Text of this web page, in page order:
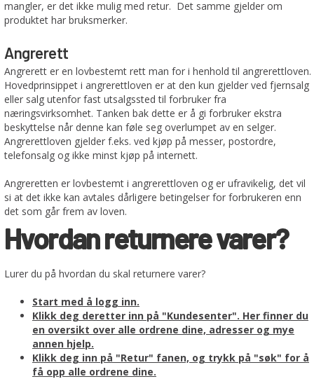
mangler, er det ikke mulig med retur. Det samme gjelder om
produktet har bruksmerker.
Angrerett
Angrerett er en lovbestemt rett man for i henhold til angrerettloven.
Hovedprinsippet i angrerettloven er at den kun gjelder ved fjernsalg
eller salg utenfor fast utsalgssted til forbruker fra
næringsvirksomhet. Tanken bak dette er å gi forbruker ekstra
beskyttelse når denne kan føle seg overlumpet av en selger.
Angrerettloven gjelder f.eks. ved kjøp på messer, postordre,
telefonsalg og ikke minst kjøp på internett.
Angreretten er lovbestemt i angrerettloven og er ufravikelig, det vil
si at det ikke kan avtales dårligere betingelser for forbrukeren enn
det som går frem av loven.
Hvordan returnere varer?
Lurer du på hvordan du skal returnere varer?
Start med å logg inn.
Klikk deg deretter inn på "Kundesenter". Her finner du
en oversikt over alle ordrene dine, adresser og mye
annen hjelp.
Klikk deg inn på "Retur" fanen, og trykk på "søk" for å
få opp alle ordrene dine.